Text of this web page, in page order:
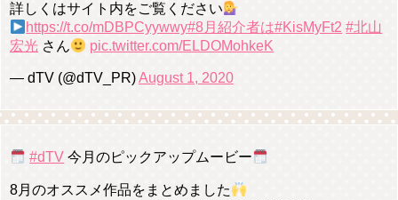
詳しくはサイト内をご覧ください
https://t.co/mDBPCyywwy#8月紹介者は#KisMyFt2 #北山
宏光 さん pic.twitter.com/ELDOMohkeK
— dTV (@dTV_PR)August 1, 2020
#dTV 今月のピックアップムービー
8月のオススメ作品をまとめました